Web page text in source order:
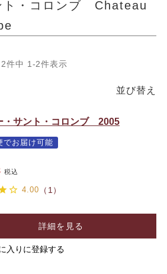
ト・コロンブ Chateau
並び替え
2件中 1 -2件表示
・サント・コロンブ 2005
でお届け可能
税込
4.00 （1）
詳細を見る
入りに登録する